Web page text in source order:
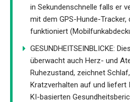
in Sekundenschnelle falls er
mit dem GPS-Hunde-Tracker,
funktioniert
GESUNDHEITSEINBLICKE:
überwacht auch Herz- und
Ruhezustand, zeichnet
Kratzverhalten auf und liefert
KI-basierten